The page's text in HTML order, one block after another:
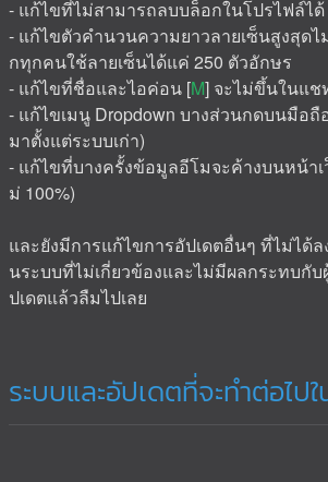
- แก้ไขที่ไม่สามารถลบบล็อกในโปรไฟล์ได้
- แก้ไขตัวคำนวนความยาวลายเซ็นสูงสุด
กทุกคนใช้ลายเซ็นได้แค่ 250 ตัวอักษร
- แก้ไขที่ชื่อและไอค่อน [M] จะไม่ขึ้นในแช
- แก้ไขเมนู Dropdown บางส่วนกดบนมือถื
มาตั้งแต่ระบบเก่า)
- แก้ไขที่บางครั้งข้อมูลอีโมจะค้างบนหน้าเ
ม่ 100%)
และยังมีการแก้ไขการอัปเดตอื่นๆ ที่ไม่ได้ล
นระบบที่ไม่เกี่ยวข้องและไม่มีผลกระทบกั
ปเดตแล้วลืมไปเลย
ระบบและอัปเดตที่จะทำต่อไป